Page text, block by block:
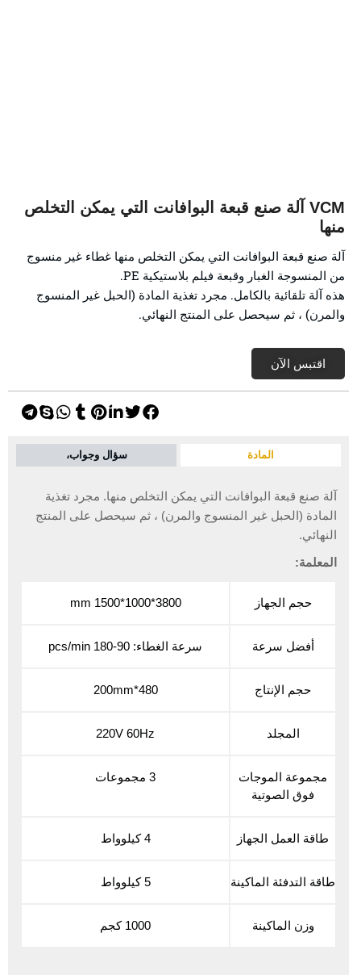
VCM آلة صنع قبعة البوافانت التي يمكن التخلص
منها
آلة صنع قبعة البوافانت التي يمكن التخلص منها غطاء غير منسوج
من المنسوجة الغبار وقبعة فيلم بلاستيكية PE.
هذه آلة تلقائية بالكامل. مجرد تغذية المادة (الحبل غير المنسوج
والمرن) ، ثم سيحصل على المنتج النهائي.
اقتبس الآن
المادة سؤال وجواب،
آلة صنع قبعة البوافانت التي يمكن التخلص منها. مجرد تغذية
المادة (الحبل غير المنسوج والمرن) ، ثم سيحصل على المنتج
النهائي.
المعلمة:
حجم الجهاز 3800*1000*1500 mm
أفضل سرعة سرعة الغطاء: 90-180 pcs/min
حجم الإنتاج 480*200mm
المجلد 220V 60Hz
مجموعة الموجات
فوق الصوتية
3 مجموعات
طاقة العمل الجهاز 4 كيلوواط
طاقة التدفئة الماكينة 5 كيلوواط
وزن الماكينة 1000 كجم